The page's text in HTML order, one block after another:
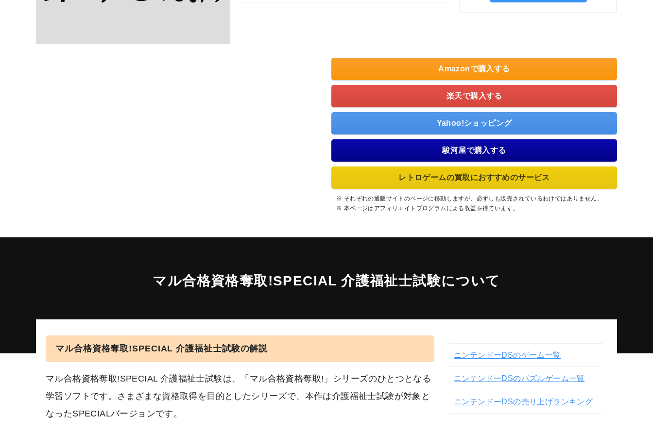
Amazonで購入する
楽天で購入する
Yahoo!ショッピング
駿河屋で購入する
レトロゲームの買取におすすめのサービス
※ それぞれの通販サイトのページに移動しますが、必ずしも販売されているわけではありません。
※ 本ページはアフィリエイトプログラムによる収益を得ています。
マル合格資格奪取!SPECIAL 介護福祉士試験について
マル合格資格奪取!SPECIAL 介護福祉士試験の解説
マル合格資格奪取!SPECIAL 介護福祉士試験は、「マル合格資格奪取!」シリーズのひとつとなる
学習ソフトです。さまざまな資格取得を目的としたシリーズで、本作は介護福祉士試験が対象と
なったSPECIALバージョンです。
ニンテンドーDSのゲーム一覧
ニンテンドーDSのパズルゲーム一覧
ニンテンドーDSの売り上げランキング